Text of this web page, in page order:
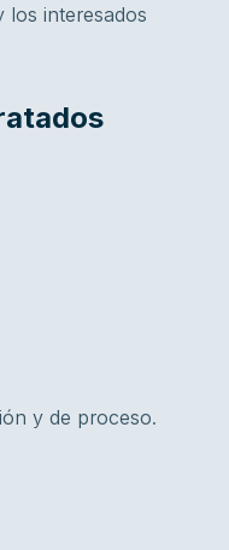
los interesados
y de proceso.